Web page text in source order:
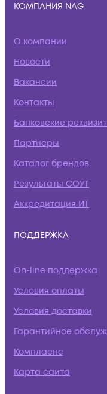
КОМПАНИЯ NAG
О компании
Новости
Вакансии
Контакты
Банковские
Партнеры
Каталог брендов
Результаты СОУТ
Аккредитация ИТ
ПОДДЕРЖКА
On-line поддержка
Условия оплаты
Условия доставки
Гарантийное
Комплаенс
Карта сайта